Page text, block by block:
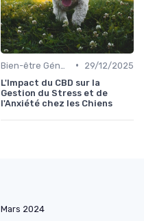
•
29/12/2025
L'Impact du CBD sur la
Gestion du Stress et de
l'Anxiété chez les Chiens
Mars 2024